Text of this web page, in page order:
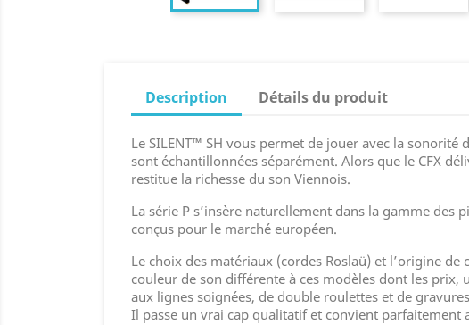
Description Détails du produit
Le SILENT™ SH vous permet de jouer avec la
sont échantillonnées séparément. Alors que le CFX
restitue la richesse du son Viennois.
La série P s’insère naturellement dans la gamme
conçus pour le marché européen.
Le choix des matériaux (cordes Roslaü) et l’origine
couleur de son différente à ces modèles dont les
aux lignes soignées, de double roulettes et de
Il passe un vrai cap qualitatif et convient parfaitement